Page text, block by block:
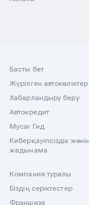
Басты бет
Жүрілген автокөліктер
Хабарландыру беру
Автокредит
Mycar Гид
Киберқауіпсіздік
жадынама
Компания туралы
Біздің серіктестер
Франшиза